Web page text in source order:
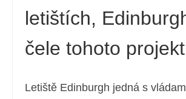
letištích,
čele tohoto
Letiště Edinburgh jedná s